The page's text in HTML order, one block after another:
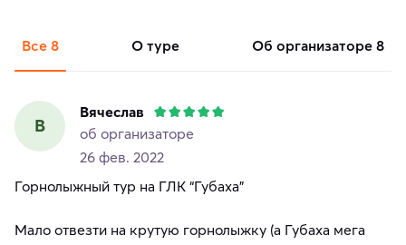
Все 8 о туре об организаторе 8
В
Вячеслав
об организаторе
26 фев. 2022
Горнолыжный тур на ГЛК “Губаха”
Мало отвезти на крутую горнолыжку (а Губаха мега